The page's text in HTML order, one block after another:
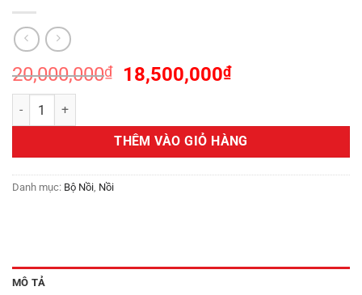
20,000,000₫
Giá
20,000,000₫.
18,500,000₫Giá
là:
18,500,000₫.
Bộ nồi Fissler Profi 6 món vung thép kèm quánh và chảo 2 quai
THÊM VÀO GIỎ HÀNG
Danh mục: Bộ Nồi, Nồi
MÔ TẢ